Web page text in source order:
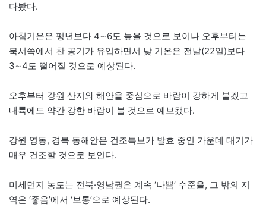
다봤다.
아침기온은 평년보다 4∼6도 높을 것으로 보이나 오후부터는
북서쪽에서 찬 공기가 유입하면서 낮 기온은 전날(22일)보다
3∼4도 떨어질 것으로 예상된다.
오후부터 강원 산지와 해안을 중심으로 바람이 강하게 불겠고
내륙에도 약간 강한 바람이 불 것으로 예보됐다.
강원 영동, 경북 동해안은 건조특보가 발효 중인 가운데 대기가
매우 건조할 것으로 보인다.
미세먼지 농도는 전북·영남권은 계속 ‘나쁨’ 수준을, 그 밖의 지
역은 ‘좋음’에서 ‘보통’으로 예상된다.